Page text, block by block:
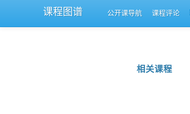
课程图谱 公开课导航 课程评论
相关课程